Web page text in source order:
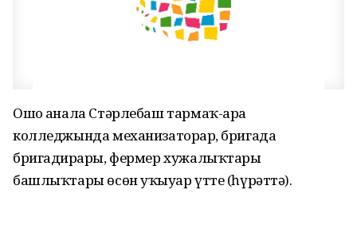
Ошо аҙнала Стәрлебаш тармаҡ-ара
колледжында механизаторҙар, бригада
бригадирҙары, фермер хужалыҡтары
башлыҡтары өсөн уҡыуҙар үтте (һүрәттә).